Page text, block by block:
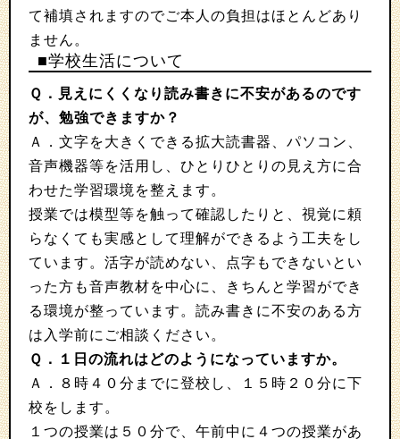
て補填されますのでご本人の負担はほとんどあり
ません。
■学校生活について
Ｑ．見えにくくなり読み書きに不安があるのです
が、勉強できますか？
Ａ．文字を大きくできる拡大読書器、パソコン、
音声機器等を活用し、ひとりひとりの見え方に合
わせた学習環境を整えます。
授業では模型等を触って確認したりと、視覚に頼
らなくても実感として理解ができるよう工夫をし
ています。活字が読めない、点字もできないとい
った方も音声教材を中心に、きちんと学習ができ
る環境が整っています。読み書きに不安のある方
は入学前にご相談ください。
Ｑ．１日の流れはどのようになっていますか。
Ａ．８時４０分までに登校し、１５時２０分に下
校をします。
１つの授業は５０分で、午前中に４つの授業があ